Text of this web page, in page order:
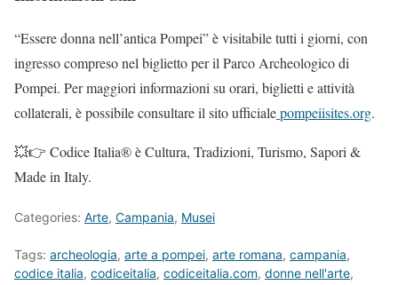
“Essere donna nell’antica Pompei” è visitabile tutti i giorni, con
ingresso compreso nel biglietto per il Parco Archeologico di
Pompei. Per maggiori informazioni su orari, biglietti e attività
collaterali, è possibile consultare il sito ufficialepompeiisites.org.
💥👉 Codice Italia® è Cultura, Tradizioni, Turismo, Sapori &
Made in Italy.
Categories: Arte, Campania, Musei
Tags: archeologia, arte a pompei, arte romana, campania,
codice italia, codiceitalia, codiceitalia.com, donne nell'arte,